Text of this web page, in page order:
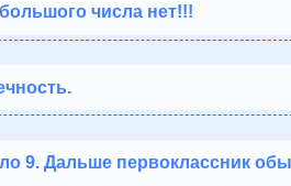
числа нет!!!
9. Дальше первоклассник